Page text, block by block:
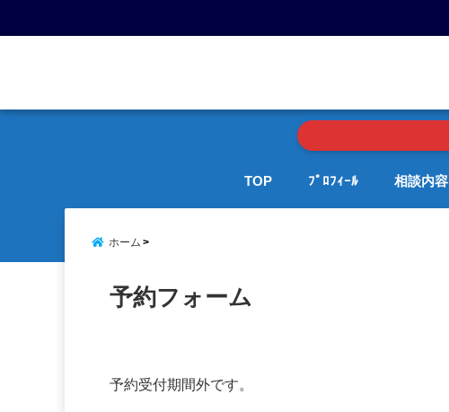
TOP ﾌﾟﾛﾌｨｰﾙ 相談内容
ホーム
予約フォーム
予約受付期間外です。